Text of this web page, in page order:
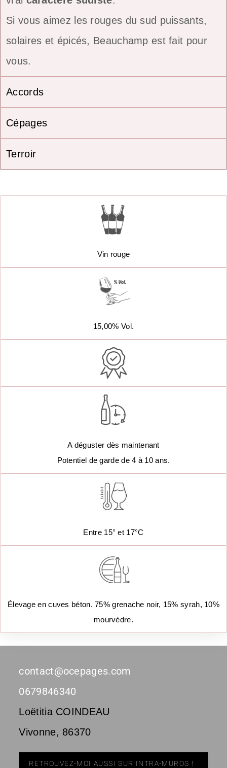
Si vous aimez les rouges du sud puissants,
solaires et épicés, Beauchamp est fait pour
vous.
Accords
Cépages
Terroir
Vin rouge
15,00% Vol.
A déguster dès maintenant
Potentiel de garde de 4 à 10 ans.
Entre 15° et 17°C
Élevage en cuves béton. 75% grenache noir, 15% syrah, 10%
mourvèdre.
contact@ocepages.com
0679846340
Loëtitia COINDEAU
Vivonne, 86370
RETROUVEZ-MOI AUSSI SUR INTRA-MUROS !